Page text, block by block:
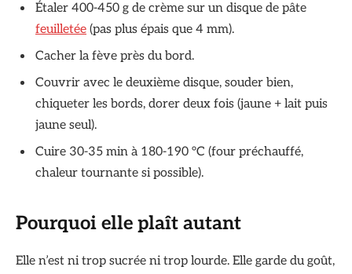
Étaler 400-450 g de crème sur un disque de pâte
feuilletée (pas plus épais que 4 mm).
Cacher la fève près du bord.
Couvrir avec le deuxième disque, souder bien,
chiqueter les bords, dorer deux fois (jaune + lait puis
jaune seul).
Cuire 30-35 min à 180-190 °C (four préchauffé,
chaleur tournante si possible).
Pourquoi elle plaît autant
Elle n’est ni trop sucrée ni trop lourde. Elle garde du goût,